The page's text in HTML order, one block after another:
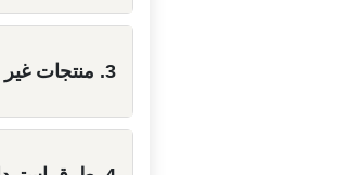
3. منتجات غير مستبدلة أو مضمونة